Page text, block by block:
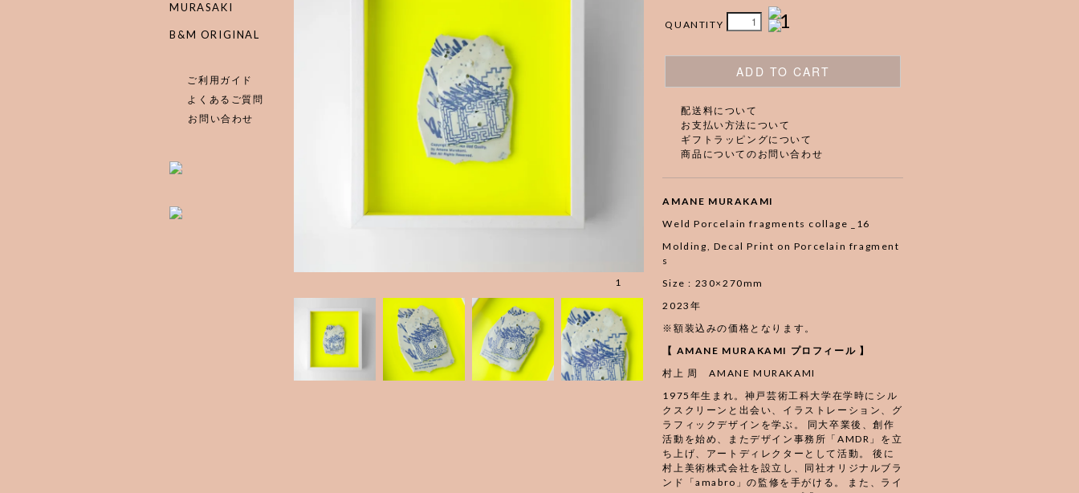
1
QUANTITY 1
ADD TO CART
配送料について
お支払い方法について
ギフトラッピングについて
商品についてのお問い合わせ
AMANE MURAKAMI
Weld Porcelain fragments collage _16
Molding, Decal Print on Porcelain fragment
s
Size : 230×270mm
2023年
※額装込みの価格となります。
【 AMANE MURAKAMI プロフィール 】
村上 周 AMANE MURAKAMI
1975年生まれ。神戸芸術工科大学在学時にシル
クスクリーンと出会い、イラストレーション、グ
ラフィックデザインを学ぶ。 同大卒業後、創作
活動を始め、またデザイン事務所「AMDR」を立
ち上げ、アートディレクターとして活動。 後に
村上美術株式会社を設立し、同社オリジナルブラ
ンド「amabro」の監修を手がける。 また、ライ
MURASAKI
B&M ORIGINAL
ご利用ガイド
よくあるご質問
お問い合わせ